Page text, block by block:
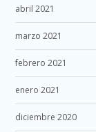
abril 2021
marzo 2021
febrero 2021
enero 2021
diciembre 2020